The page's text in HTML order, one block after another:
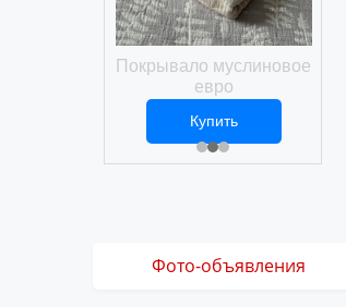
Покрывало муслиновое
евро
2 469 ₽
Купить
Фото-объявления